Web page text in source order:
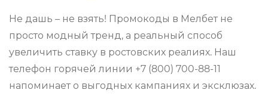
Не дашь – не взять! Промокоды в Мелбет не
просто модный тренд, а реальный способ
увеличить ставку в ростовских реалиях. Наш
телефон горячей линии +7 (800) 700-88-11
напоминает о выгодных кампаниях и эксклюзах.